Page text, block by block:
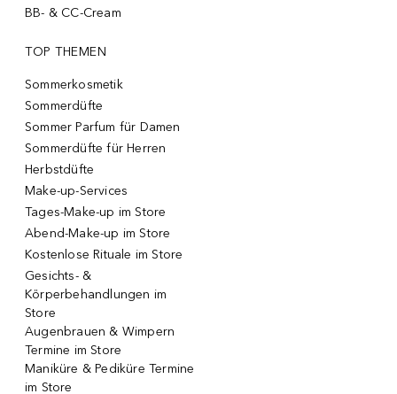
BB- & CC-Cream
TOP THEMEN
Sommerkosmetik
Sommerdüfte
Sommer Parfum für Damen
Sommerdüfte für Herren
Herbstdüfte
Make-up-Services
Tages-Make-up im Store
Abend-Make-up im Store
Kostenlose Rituale im Store
Gesichts- &
Körperbehandlungen im
Store
Augenbrauen & Wimpern
Termine im Store
Maniküre & Pediküre Termine
im Store